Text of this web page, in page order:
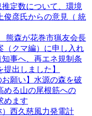
推定数について、環境
彦氏からの意見（ 統
熊森が花巻市猟友会長
（クマ編）に申し入れ
知事へ、再エネ規制条
出しました】
お願い】水源の森を破
める山の尾根筋への
めます
）西久慈風力発電計